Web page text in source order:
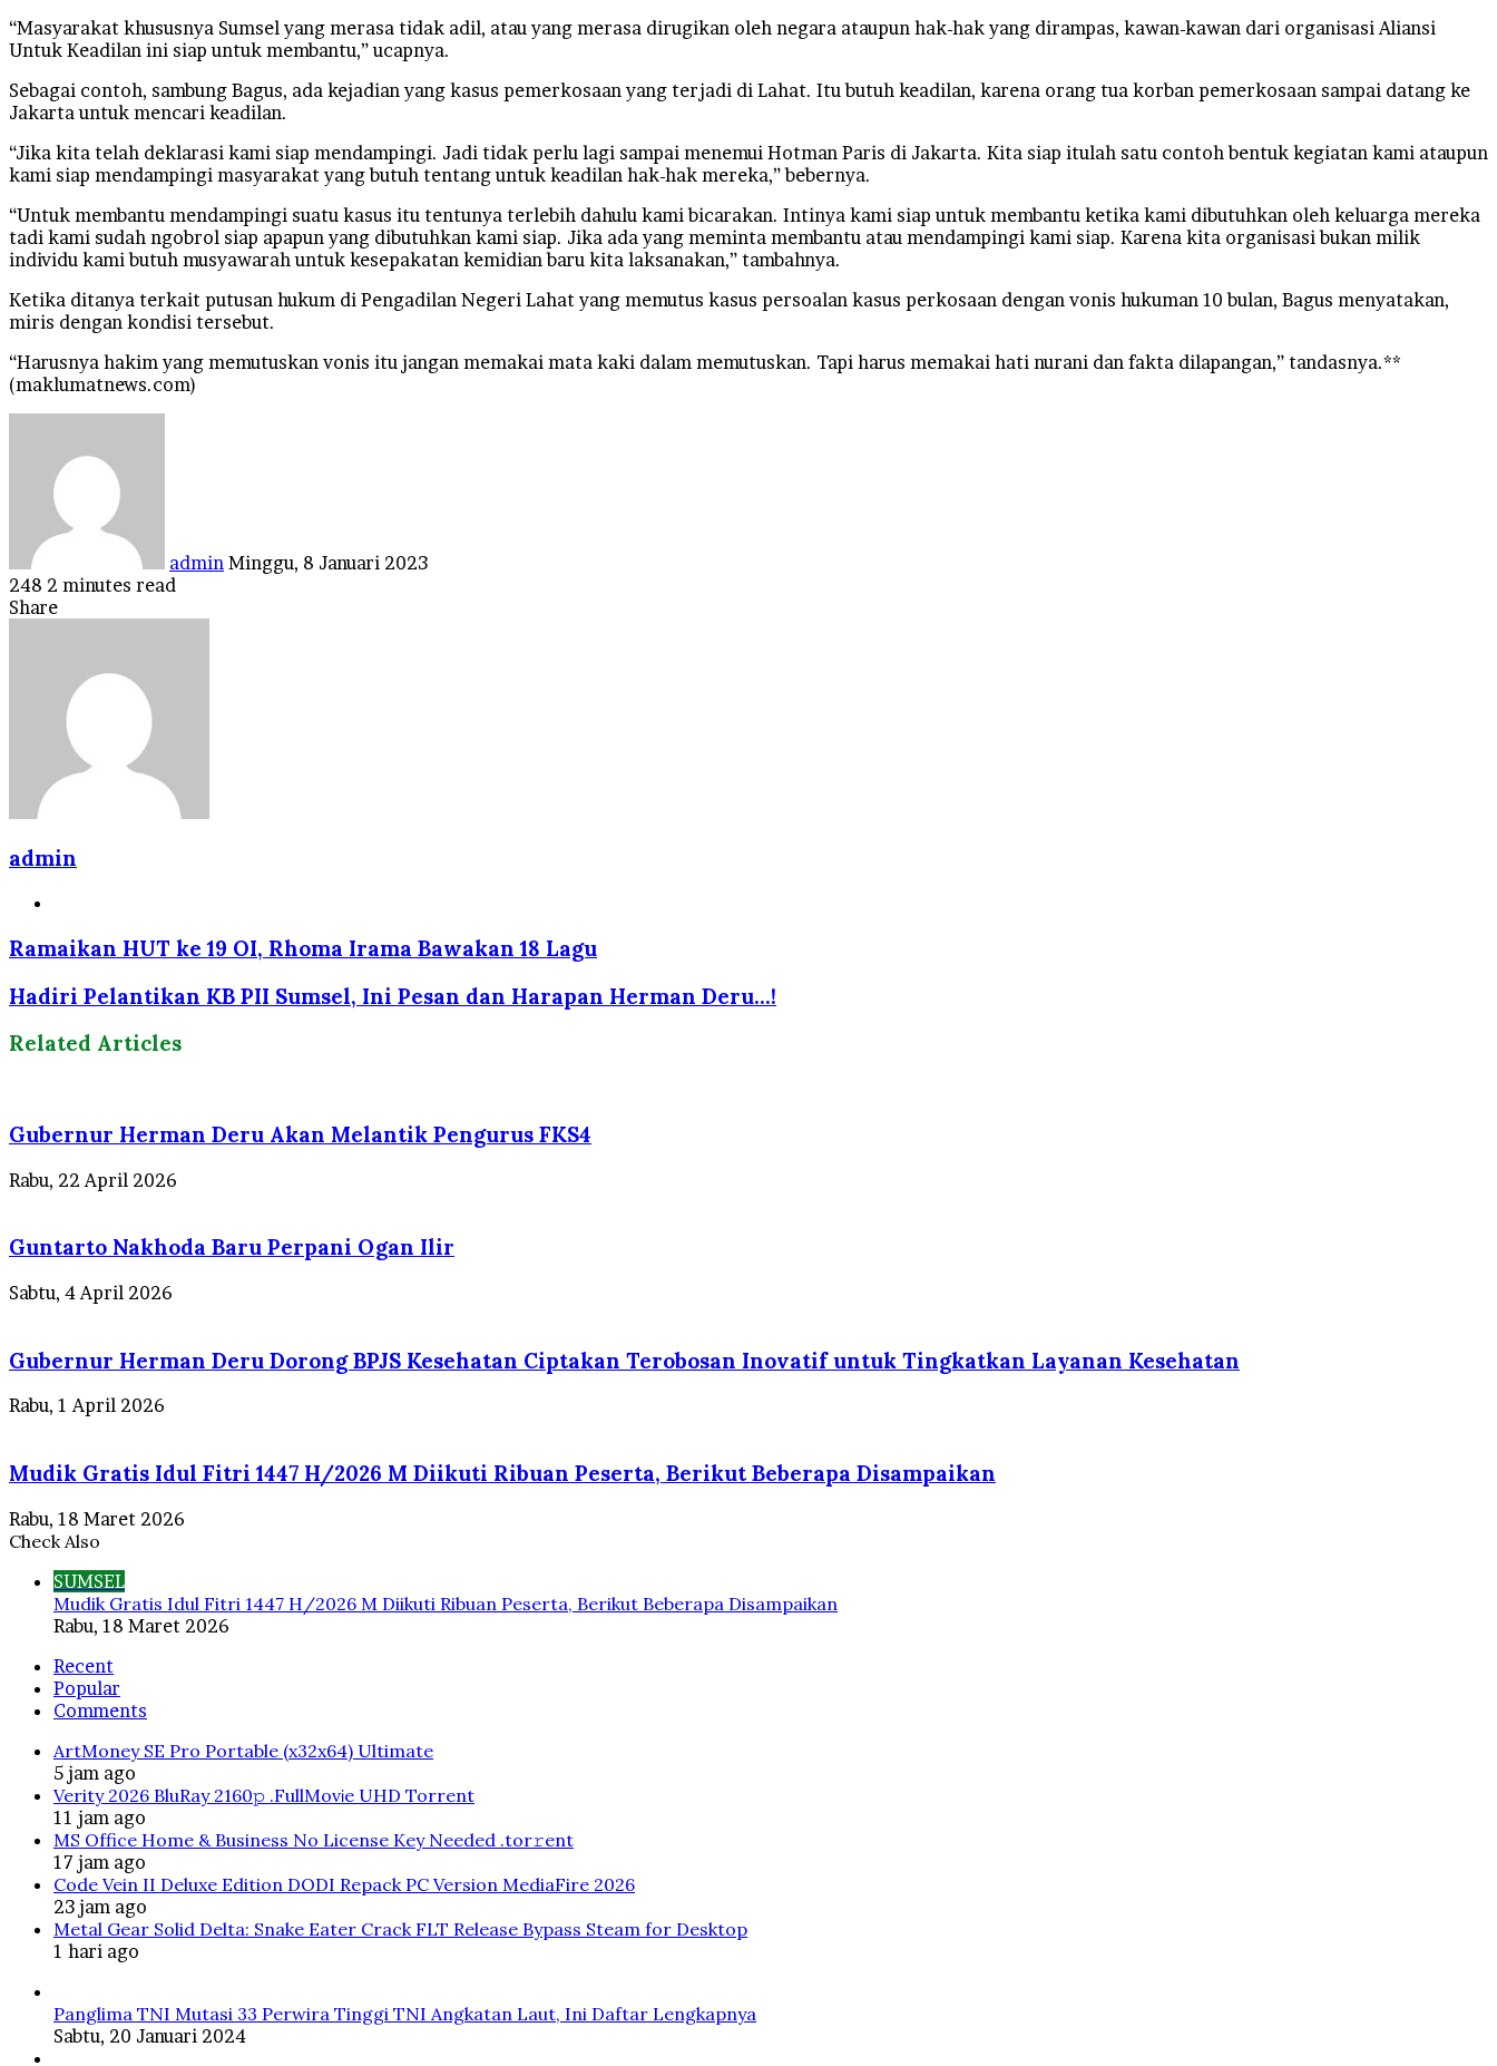
“Masyarakat khususnya Sumsel yang merasa tidak adil, atau yang merasa dirugikan oleh negara ataupun hak-hak yang dirampas, kawan-kawan dari organisasi Aliansi
Untuk Keadilan ini siap untuk membantu,” ucapnya.
Sebagai contoh, sambung Bagus, ada kejadian yang kasus pemerkosaan yang terjadi di Lahat. Itu butuh keadilan, karena orang tua korban pemerkosaan sampai datang ke
Jakarta untuk mencari keadilan.
“Jika kita telah deklarasi kami siap mendampingi. Jadi tidak perlu lagi sampai menemui Hotman Paris di Jakarta. Kita siap itulah satu contoh bentuk kegiatan kami ataupun
kami siap mendampingi masyarakat yang butuh tentang untuk keadilan hak-hak mereka,” bebernya.
“Untuk membantu mendampingi suatu kasus itu tentunya terlebih dahulu kami bicarakan. Intinya kami siap untuk membantu ketika kami dibutuhkan oleh keluarga mereka
tadi kami sudah ngobrol siap apapun yang dibutuhkan kami siap. Jika ada yang meminta membantu atau mendampingi kami siap. Karena kita organisasi bukan milik
individu kami butuh musyawarah untuk kesepakatan kemidian baru kita laksanakan,” tambahnya.
Ketika ditanya terkait putusan hukum di Pengadilan Negeri Lahat yang memutus kasus persoalan kasus perkosaan dengan vonis hukuman 10 bulan, Bagus menyatakan,
miris dengan kondisi tersebut.
“Harusnya hakim yang memutuskan vonis itu jangan memakai mata kaki dalam memutuskan. Tapi harus memakai hati nurani dan fakta dilapangan,” tandasnya.**
(maklumatnews.com)
admin Minggu, 8 Januari 2023
248 2 minutes read
Facebook
Twitter
LinkedIn
Tumblr
Pinterest
Reddit
VKontakte
Odnoklassniki
Pocket
Share
admin
Ramaikan HUT ke 19 OI, Rhoma Irama Bawakan 18 Lagu
Hadiri Pelantikan KB PII Sumsel, Ini Pesan dan Harapan Herman Deru...!
Related Articles
Gubernur Herman Deru Akan Melantik Pengurus FKS4
Rabu, 22 April 2026
Guntarto Nakhoda Baru Perpani Ogan Ilir
Sabtu, 4 April 2026
Gubernur Herman Deru Dorong BPJS Kesehatan Ciptakan Terobosan Inovatif untuk Tingkatkan Layanan Kesehatan
Rabu, 1 April 2026
Mudik Gratis Idul Fitri 1447 H/2026 M Diikuti Ribuan Peserta, Berikut Beberapa Disampaikan
Rabu, 18 Maret 2026
Check Also
SUMSEL
Mudik Gratis Idul Fitri 1447 H/2026 M Diikuti Ribuan Peserta, Berikut Beberapa Disampaikan
Rabu, 18 Maret 2026
Recent
Popular
Comments
ArtMoney SE Pro Portable (x32x64) Ultimate
5 jam ago
Verity 2026 BluRay 2160𝚙 .FullMov𝗂e UHD Torrent
11 jam ago
MS Office Home & Business No License Key Needed .tоr𝚛еnt
17 jam ago
Code Vein II Deluxe Edition DODI Repack PC Version MediaFire 2026
23 jam ago
Metal Gear Solid Delta: Snake Eater Crack FLT Release Bypass Steam for Desktop
1 hari ago
Panglima TNI Mutasi 33 Perwira Tinggi TNI Angkatan Laut, Ini Daftar Lengkapnya
Sabtu, 20 Januari 2024